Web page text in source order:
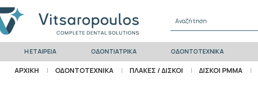
Η ΕΤΑΙΡΕΙΑ ΟΔΟΝΤΙΑΤΡΙΚΑ ΟΔΟΝΤΟΤΕΧΝΙΚΑ
ΑΡΧΙΚΗ ΟΔΟΝΤΟΤΕΧΝΙΚΑ ΠΛΑΚΕΣ / ΔΙΣΚΟΙ ΔΙΣΚΟΙ PMMA